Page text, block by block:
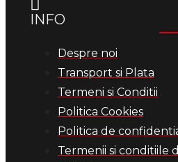
INFO
Despre noi
Transport si Plata
Termeni si Conditii
Politica Cookies
Politica de
Termenii si conditiile